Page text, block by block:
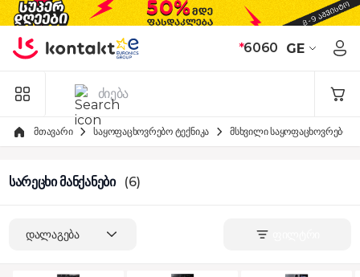
Skip to Content
*6060 GE
მთავარი საყოფაცხოვრებო ტექნიკა მსხვილი საყოფაცხოვრებო
სარეცხი მანქანები (6)
დალაგება